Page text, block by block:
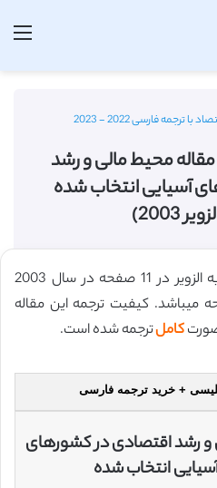
ترجمه فارسی 2022 - 2023
مقاله محیط مالی و رشد
آسیایی انتخاب شده
2003)
این مقاله انگلیسی ISI در نشریه الزویر در 11 صفحه در سال 2003
و ترجمه آن 13صفحه میباشد. کیفیت ترجمه این مقاله
کاملترجمه شده است.
+ خرید ترجمه فارسی
رشد اقتصادی در کشورهای
انتخاب شده